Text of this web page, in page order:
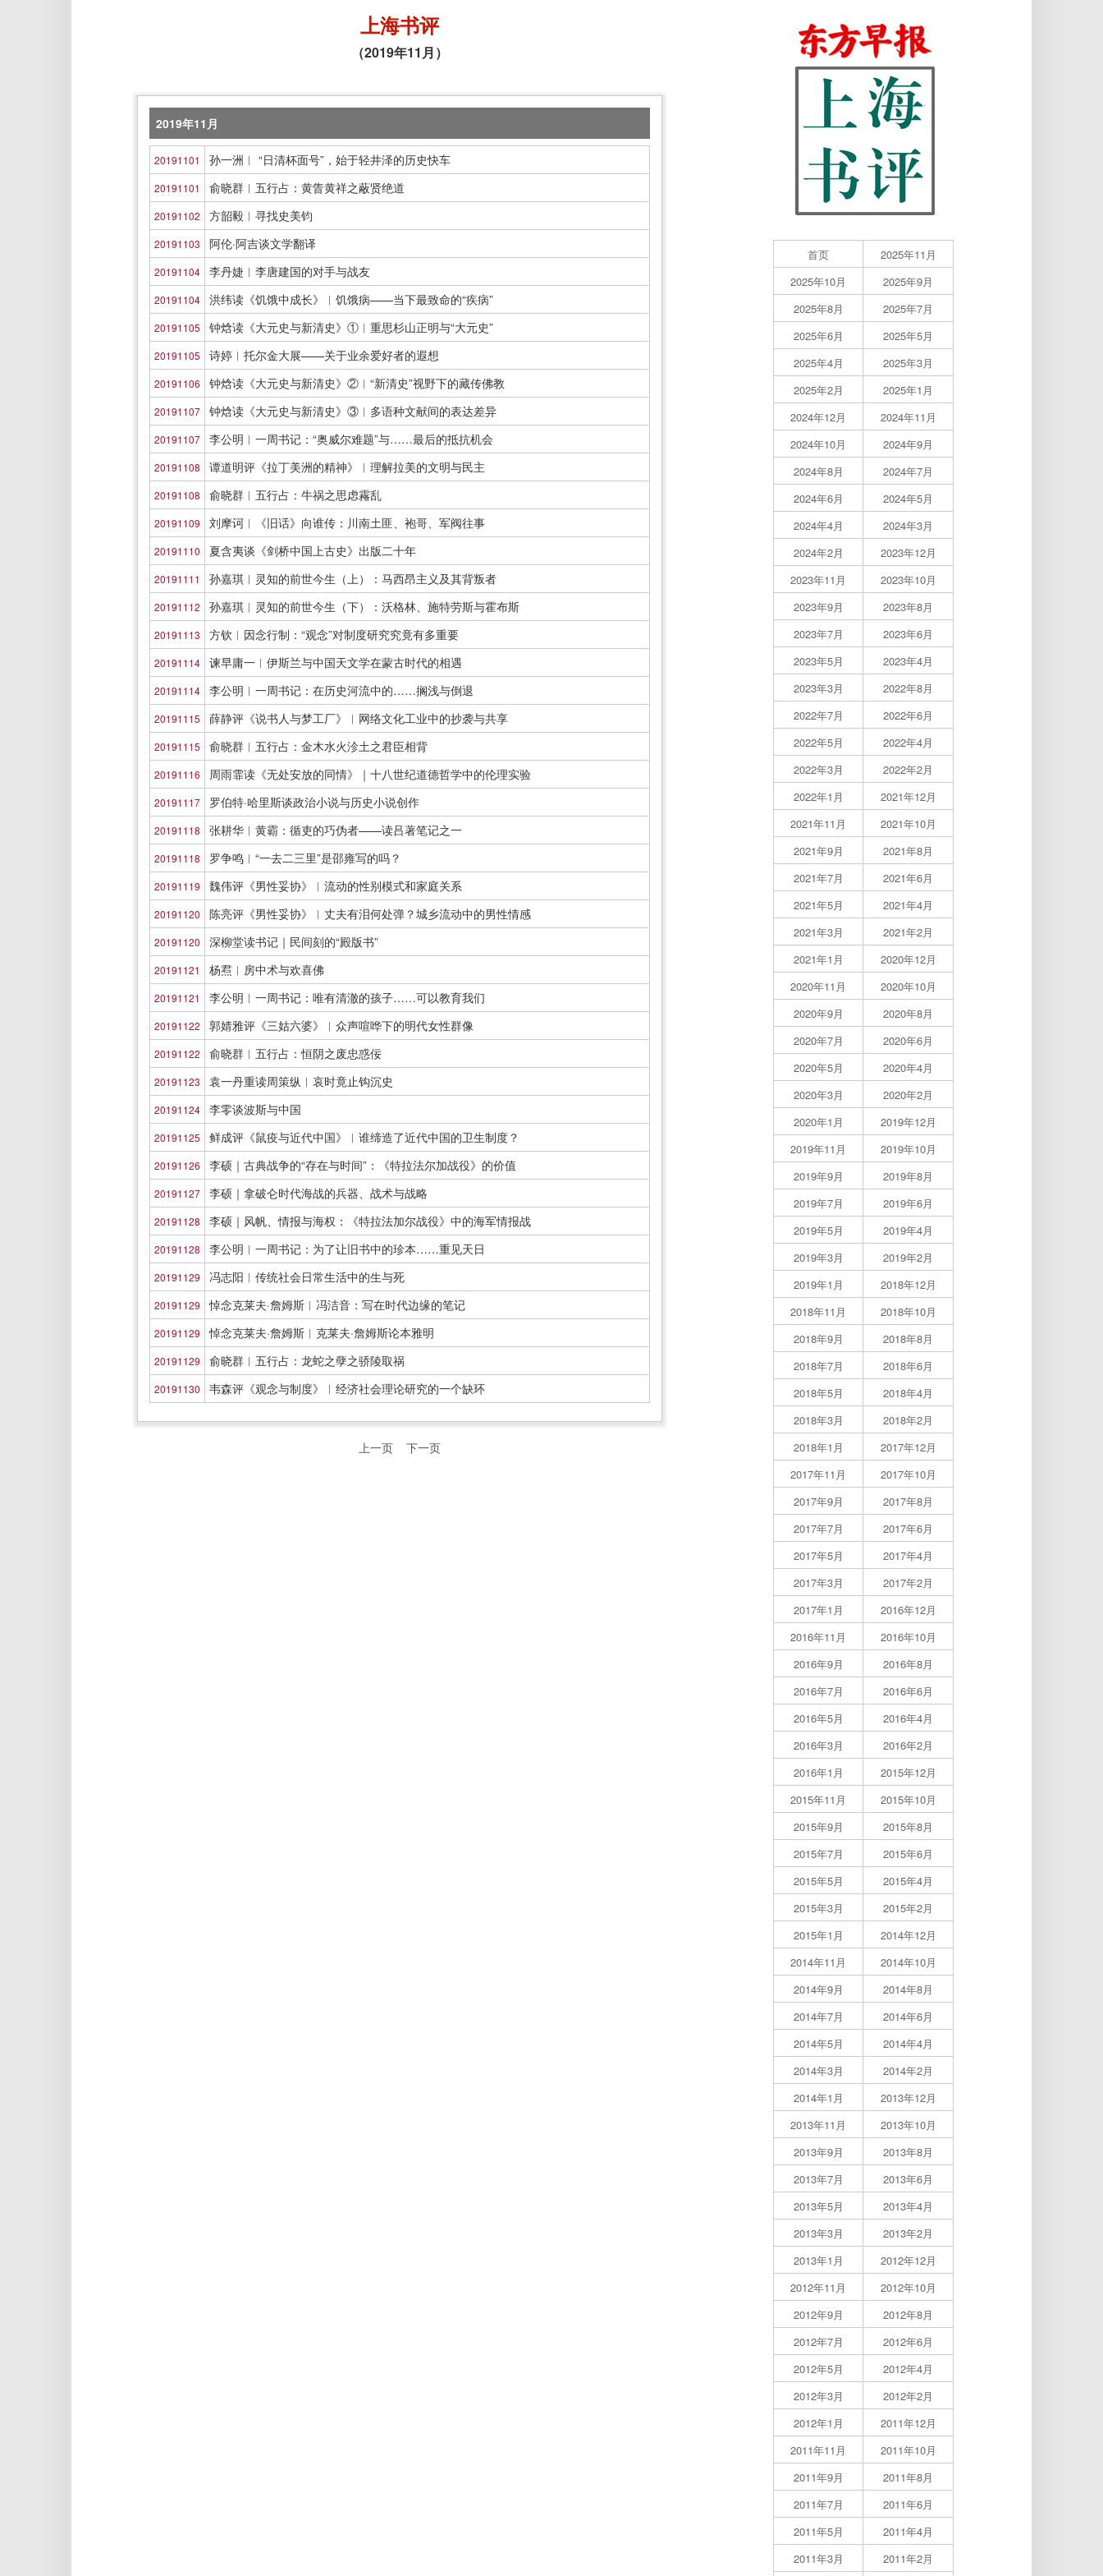
上海书评
（2019年11月）
2019年11月
20191101 孙一洲︱ “日清杯面号”，始于轻井泽的历史快车
20191101 俞晓群︱五行占：黄眚黄祥之蔽贤绝道
20191102 方韶毅︱寻找史美钧
20191103 阿伦·阿吉谈文学翻译
20191104 李丹婕︱李唐建国的对手与战友
20191104 洪纬读《饥饿中成长》︱饥饿病——当下最致命的“疾病”
20191105 钟焓读《大元史与新清史》①︱重思杉山正明与“大元史”
20191105 诗婷︱托尔金大展——关于业余爱好者的遐想
20191106 钟焓读《大元史与新清史》②︱“新清史”视野下的藏传佛教
20191107 钟焓读《大元史与新清史》③︱多语种文献间的表达差异
20191107 李公明︱一周书记：“奥威尔难题”与……最后的抵抗机会
20191108 谭道明评《拉丁美洲的精神》︱理解拉美的文明与民主
20191108 俞晓群︱五行占：牛祸之思虑霿乱
20191109 刘摩诃︱《旧话》向谁传：川南土匪、袍哥、军阀往事
20191110 夏含夷谈《剑桥中国上古史》出版二十年
20191111 孙嘉琪︱灵知的前世今生（上）：马西昂主义及其背叛者
20191112 孙嘉琪︱灵知的前世今生（下）：沃格林、施特劳斯与霍布斯
20191113 方钦︱因念行制：“观念”对制度研究究竟有多重要
20191114 谏早庸一︱伊斯兰与中国天文学在蒙古时代的相遇
20191114 李公明︱一周书记：在历史河流中的……搁浅与倒退
20191115 薛静评《说书人与梦工厂》︱网络文化工业中的抄袭与共享
20191115 俞晓群︱五行占：金木水火沴土之君臣相背
20191116 周雨霏读《无处安放的同情》｜十八世纪道德哲学中的伦理实验
20191117 罗伯特·哈里斯谈政治小说与历史小说创作
20191118 张耕华︱黄霸：循吏的巧伪者——读吕著笔记之一
20191118 罗争鸣︱“一去二三里”是邵雍写的吗？
20191119 魏伟评《男性妥协》︱流动的性别模式和家庭关系
20191120 陈亮评《男性妥协》︱丈夫有泪何处弹？城乡流动中的男性情感
20191120 深柳堂读书记｜民间刻的“殿版书”
20191121 杨焄︱房中术与欢喜佛
20191121 李公明︱一周书记：唯有清澈的孩子……可以教育我们
20191122 郭婧雅评《三姑六婆》︱众声喧哗下的明代女性群像
20191122 俞晓群︱五行占：恒阴之废忠惑佞
20191123 袁一丹重读周策纵︱哀时竟止钩沉史
20191124 李零谈波斯与中国
20191125 鲜成评《鼠疫与近代中国》︱谁缔造了近代中国的卫生制度？
20191126 李硕｜古典战争的“存在与时间”：《特拉法尔加战役》的价值
20191127 李硕｜拿破仑时代海战的兵器、战术与战略
20191128 李硕｜风帆、情报与海权：《特拉法加尔战役》中的海军情报战
20191128 李公明︱一周书记：为了让旧书中的珍本……重见天日
20191129 冯志阳︱传统社会日常生活中的生与死
20191129 悼念克莱夫·詹姆斯︱冯洁音：写在时代边缘的笔记
20191129 悼念克莱夫·詹姆斯︱克莱夫·詹姆斯论本雅明
20191129 俞晓群︱五行占：龙蛇之孽之骄陵取祸
20191130 韦森评《观念与制度》︱经济社会理论研究的一个缺环
上一页 下一页
首页
2025年11月
2025年10月
2025年9月
2025年8月
2025年7月
2025年6月
2025年5月
2025年4月
2025年3月
2025年2月
2025年1月
2024年12月
2024年11月
2024年10月
2024年9月
2024年8月
2024年7月
2024年6月
2024年5月
2024年4月
2024年3月
2024年2月
2023年12月
2023年11月
2023年10月
2023年9月
2023年8月
2023年7月
2023年6月
2023年5月
2023年4月
2023年3月
2022年8月
2022年7月
2022年6月
2022年5月
2022年4月
2022年3月
2022年2月
2022年1月
2021年12月
2021年11月
2021年10月
2021年9月
2021年8月
2021年7月
2021年6月
2021年5月
2021年4月
2021年3月
2021年2月
2021年1月
2020年12月
2020年11月
2020年10月
2020年9月
2020年8月
2020年7月
2020年6月
2020年5月
2020年4月
2020年3月
2020年2月
2020年1月
2019年12月
2019年11月
2019年10月
2019年9月
2019年8月
2019年7月
2019年6月
2019年5月
2019年4月
2019年3月
2019年2月
2019年1月
2018年12月
2018年11月
2018年10月
2018年9月
2018年8月
2018年7月
2018年6月
2018年5月
2018年4月
2018年3月
2018年2月
2018年1月
2017年12月
2017年11月
2017年10月
2017年9月
2017年8月
2017年7月
2017年6月
2017年5月
2017年4月
2017年3月
2017年2月
2017年1月
2016年12月
2016年11月
2016年10月
2016年9月
2016年8月
2016年7月
2016年6月
2016年5月
2016年4月
2016年3月
2016年2月
2016年1月
2015年12月
2015年11月
2015年10月
2015年9月
2015年8月
2015年7月
2015年6月
2015年5月
2015年4月
2015年3月
2015年2月
2015年1月
2014年12月
2014年11月
2014年10月
2014年9月
2014年8月
2014年7月
2014年6月
2014年5月
2014年4月
2014年3月
2014年2月
2014年1月
2013年12月
2013年11月
2013年10月
2013年9月
2013年8月
2013年7月
2013年6月
2013年5月
2013年4月
2013年3月
2013年2月
2013年1月
2012年12月
2012年11月
2012年10月
2012年9月
2012年8月
2012年7月
2012年6月
2012年5月
2012年4月
2012年3月
2012年2月
2012年1月
2011年12月
2011年11月
2011年10月
2011年9月
2011年8月
2011年7月
2011年6月
2011年5月
2011年4月
2011年3月
2011年2月